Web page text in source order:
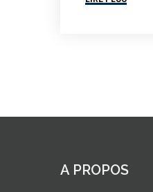
A PROPOS